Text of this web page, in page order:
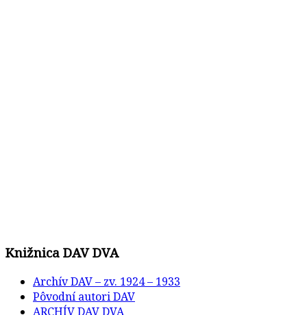
Knižnica DAV DVA
Archív DAV – zv. 1924 – 1933
Pôvodní autori DAV
ARCHÍV DAV DVA